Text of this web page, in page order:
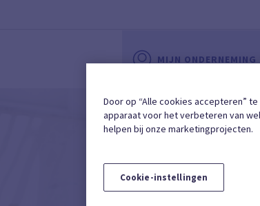
MIJN ONDERNEMING
Door op “Alle cookies accepteren”
apparaat voor het verbeteren van
helpen bij onze marketingprojecten.
Cookie-instellingen